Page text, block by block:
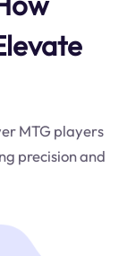
MTG players
precision and